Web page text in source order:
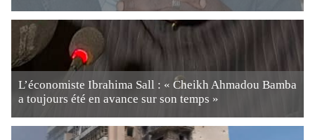
L’économiste Ibrahima Sall : « Cheikh Ahmadou Bamba
a toujours été en avance sur son temps »